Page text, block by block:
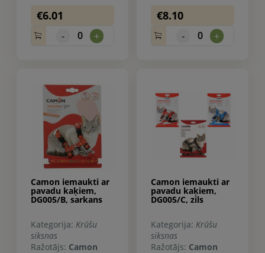
€6.01
- 0 +
€8.10
- 0 +
Camon iemaukti ar
pavadu kaķiem,
DG005/B, sarkans
Kategorija: Krūšu
siksnas
Ražotājs: Camon
Camon iemaukti ar
pavadu kaķiem,
DG005/C, zils
Kategorija: Krūšu
siksnas
Ražotājs: Camon